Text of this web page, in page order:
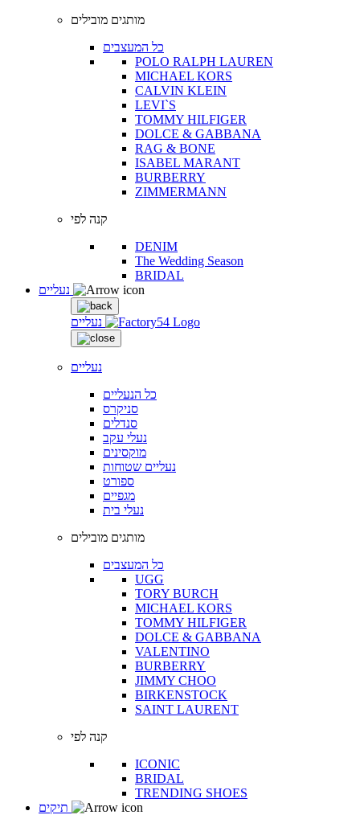
מותגים מובילים
כל המעצבים
POLO RALPH LAUREN
MICHAEL KORS
CALVIN KLEIN
LEVI`S
TOMMY HILFIGER
DOLCE & GABBANA
RAG & BONE
ISABEL MARANT
BURBERRY
ZIMMERMANN
קנה לפי
DENIM
The Wedding Season
BRIDAL
נעליים
נעליים
כל הנעליים
סניקרס
סנדלים
נעלי עקב
מוקסינים
נעליים שטוחות
ספורט
מגפיים
נעלי בית
מותגים מובילים
כל המעצבים
UGG
TORY BURCH
MICHAEL KORS
TOMMY HILFIGER
DOLCE & GABBANA
VALENTINO
BURBERRY
JIMMY CHOO
BIRKENSTOCK
SAINT LAURENT
קנה לפי
ICONIC
BRIDAL
TRENDING SHOES